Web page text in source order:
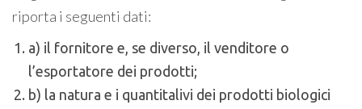
riporta i seguenti dati:
a) il fornitore e, se diverso, il venditore o
l’esportatore dei prodotti;
b) la natura e i quantitalivi dei prodotti biologici